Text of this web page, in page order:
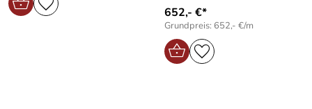
652,- €*
Grundpreis: 652,- €/m